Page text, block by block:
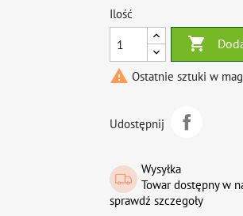
Ilość

 Ostatnie sztuki w
Udostępnij
Wysyłka
Towar dostępny w
sprawdź szczegoły